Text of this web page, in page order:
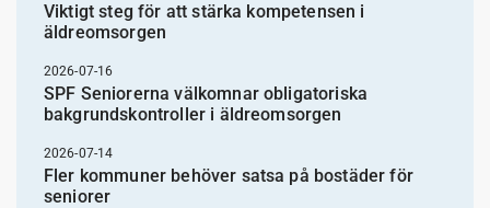
Viktigt steg för att stärka kompetensen i
äldreomsorgen
2026-07-16
SPF Seniorerna välkomnar obligatoriska
bakgrundskontroller i äldreomsorgen
2026-07-14
Fler kommuner behöver satsa på bostäder för
seniorer